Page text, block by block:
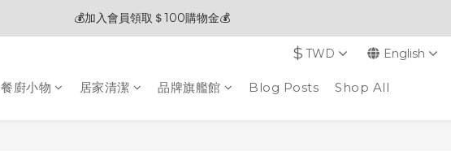
🎊夏末狂歡節限定優惠🎊︱全館滿 $3,000現折$200
🧽 熱銷清潔劑 2入贈五合一清潔刷 / 3入贈電動清潔刷 🎁
$ TWD English
餐廚小物 居家清潔 品牌旗艦館 Blog Posts Shop All